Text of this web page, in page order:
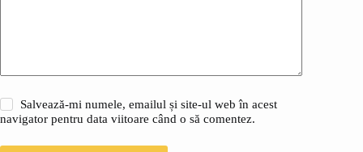
Salvează-mi numele, emailul și site-ul web în acest
navigator pentru data viitoare când o să comentez.